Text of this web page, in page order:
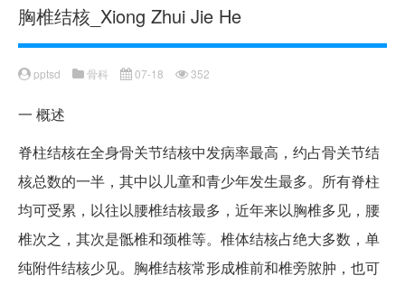
胸椎结核_Xiong Zhui Jie He
pptsd 骨科 07-18 352
一 概述
脊柱结核在全身骨关节结核中发病率最高，约占骨关节结
核总数的一半，其中以儿童和青少年发生最多。所有脊柱
均可受累，以往以腰椎结核最多，近年来以胸椎多见，腰
椎次之，其次是骶椎和颈椎等。椎体结核占绝大多数，单
纯附件结核少见。胸椎结核常形成椎前和椎旁脓肿，也可